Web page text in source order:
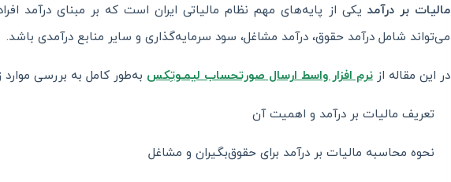
مالیات بر درآمد یکی از پایه‌های مهم نظام مالیاتی ایران است که بر مبنای درآمد
می‌تواند شامل درآمد حقوق، درآمد مشاغل، سود سرمایه‌گذاری و سایر منابع درآمدی باشد.
در این مقاله ازنرم افزار واسط ارسال صورتحساب لیمـوتِکس به‌طور کامل به بررسی موارد
تعریف مالیات بر درآمد و اهمیت آن
نحوه محاسبه مالیات بر درآمد برای حقوق‌بگیران و مشاغل